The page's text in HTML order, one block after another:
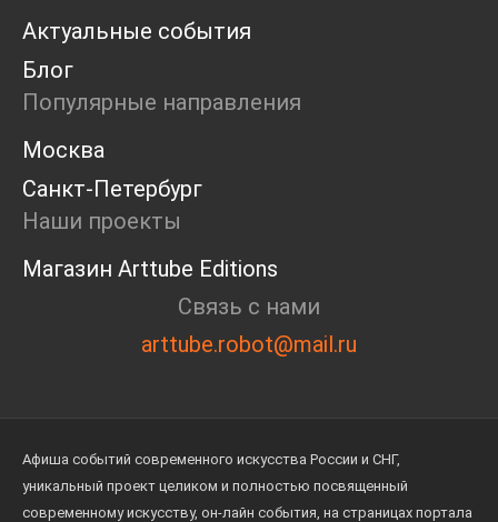
Пост-релиз
Пресс-конференция
Маркет
Ярмарка
Интервью
Open call
Экскурсия
Дискуссия
Blazar 2024
Актуальные события
Блог
Популярные направления
Москва
Санкт-Петербург
Наши проекты
Магазин Arttube Editions
Связь с нами
arttube.robot@mail.ru
Афиша событий современного искусства России и СНГ,
уникальный проект целиком и полностью посвященный
современному искусству, он-лайн события, на страницах портала